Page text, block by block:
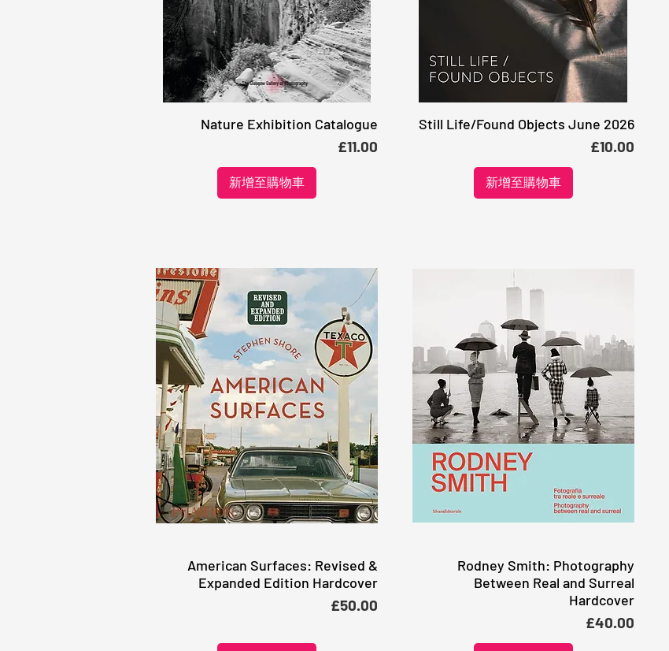
快速瀏覽
Nature Exhibition Catalogue
價格
£11.00
新增至購物車
快速瀏覽
Still Life/Found Objects June 2026
價格
£10.00
新增至購物車
快速瀏覽
American Surfaces: Revised &
Expanded Edition Hardcover
價格
£50.00
快速瀏覽
Rodney Smith: Photography
Between Real and Surreal
Hardcover
價格
£40.00